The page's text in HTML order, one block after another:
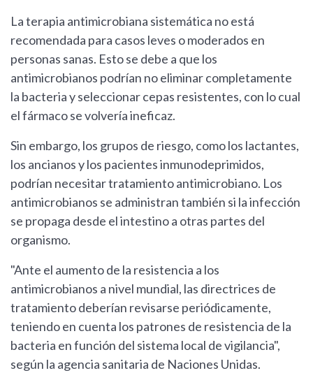
La terapia antimicrobiana sistemática no está
recomendada para casos leves o moderados en
personas sanas. Esto se debe a que los
antimicrobianos podrían no eliminar completamente
la bacteria y seleccionar cepas resistentes, con lo cual
el fármaco se volvería ineficaz.
Sin embargo, los grupos de riesgo, como los lactantes,
los ancianos y los pacientes inmunodeprimidos,
podrían necesitar tratamiento antimicrobiano. Los
antimicrobianos se administran también si la infección
se propaga desde el intestino a otras partes del
organismo.
"Ante el aumento de la resistencia a los
antimicrobianos a nivel mundial, las directrices de
tratamiento deberían revisarse periódicamente,
teniendo en cuenta los patrones de resistencia de la
bacteria en función del sistema local de vigilancia",
según la agencia sanitaria de Naciones Unidas.